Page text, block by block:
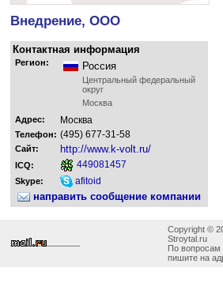
Внедрение, ООО
Контактная информация
Регион: Россия
Центральный федеральный
округ
Москва
Адрес:
Москва
Телефон: (495) 677-31-58
Сайт: http://www.k-volt.ru/
ICQ: 449081457
Skype: afitoid
направить сообщение компании
Copyright ©
Stroytal.ru
По вопросам
пишите на